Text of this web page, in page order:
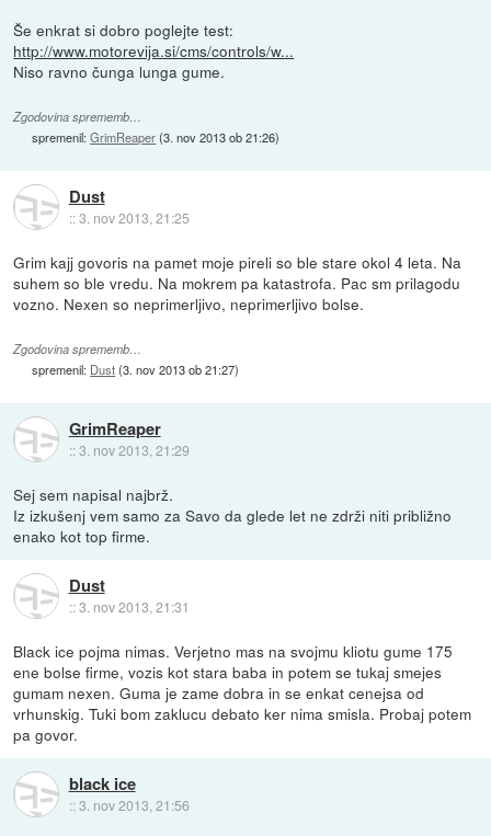
Še enkrat si dobro poglejte test:
http://www.motorevija.si/cms/controls/w...
Niso ravno čunga lunga gume.
Zgodovina sprememb…
spremenil:GrimReaper(3. nov 2013 ob 21:26)
Dust
::3. nov 2013, 21:25
Grim kajj govoris na pamet moje pireli so ble stare okol 4 leta. Na
suhem so ble vredu. Na mokrem pa katastrofa. Pac sm prilagodu
vozno. Nexen so neprimerljivo, neprimerljivo bolse.
Zgodovina sprememb…
spremenil: Dust(3. nov 2013 ob 21:27)
GrimReaper
::3. nov 2013, 21:29
Sej sem napisal najbrž.
Iz izkušenj vem samo za Savo da glede let ne zdrži niti približno
enako kot top firme.
Dust
::3. nov 2013, 21:31
Black ice pojma nimas. Verjetno mas na svojmu kliotu gume 175
ene bolse firme, vozis kot stara baba in potem se tukaj smejes
gumam nexen. Guma je zame dobra in se enkat cenejsa od
vrhunskig. Tuki bom zaklucu debato ker nima smisla. Probaj potem
pa govor.
black ice
::3. nov 2013, 21:56